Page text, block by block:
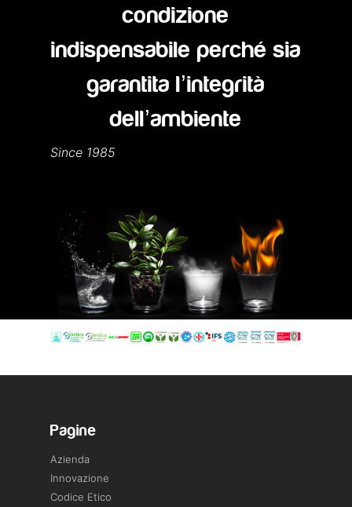
condizione
indispensabile perché sia
garantita l’integrità
dell’ambiente
Since 1985
Pagine
Azienda
Innovazione
Codice Etico